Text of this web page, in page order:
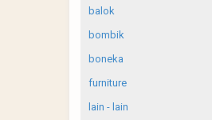
balok
bombik
boneka
furniture
lain - lain